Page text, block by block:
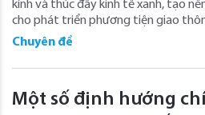
kính và thúc đẩy kinh tế xanh, tạo
cho phát triển phương tiện giao
Chuyên đề
Một số định hướng